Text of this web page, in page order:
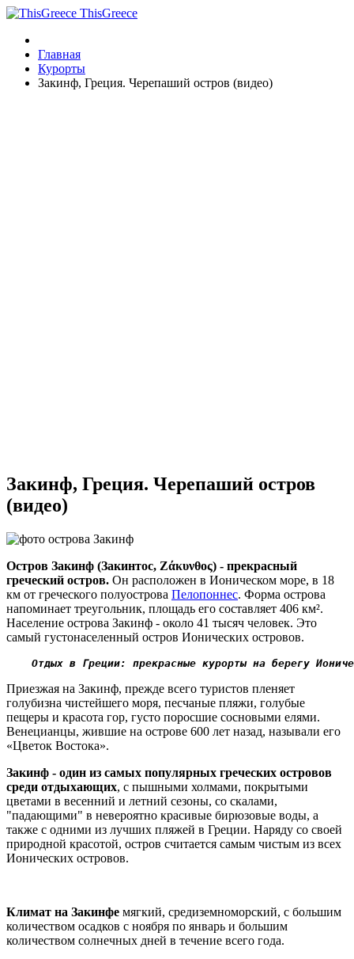
ThisGreece
Главная
Курорты
Закинф, Греция. Черепаший остров (видео)
Закинф, Греция. Черепаший остров
(видео)
Остров Закинф (Закинтос, Ζάκυνθος) - прекрасный
греческий остров. Он расположен в Ионическом море, в 18
км от греческого полуострова Пелопоннес. Форма острова
напоминает треугольник, площадь его составляет 406 км².
Население острова Закинф - около 41 тысяч человек. Это
самый густонаселенный остров Ионических островов.
Отдых в Греции: прекрасные курорты на берегу
Приезжая на Закинф, прежде всего туристов пленяет
голубизна чистейшего моря, песчаные пляжи, голубые
пещеры и красота гор, густо поросшие сосновыми елями.
Венецианцы, жившие на острове 600 лет назад, называли его
«Цветок Востока».
Закинф - один из самых популярных греческих островов
среди отдыхающих, с пышными холмами, покрытыми
цветами в весенний и летний сезоны, со скалами,
"падающими" в невероятно красивые бирюзовые воды, а
также с одними из лучших пляжей в Греции. Наряду со своей
природной красотой, остров считается самым чистым из всех
Ионических островов.
Климат на Закинфе мягкий, средиземноморский, с большим
количеством осадков с ноября по январь и большим
количеством солнечных дней в течение всего года.